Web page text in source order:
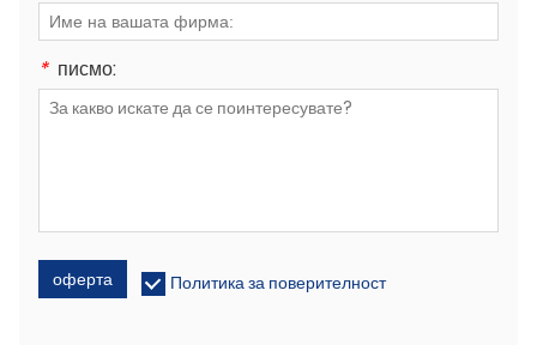
* писмо:
оферта Политика за поверителност